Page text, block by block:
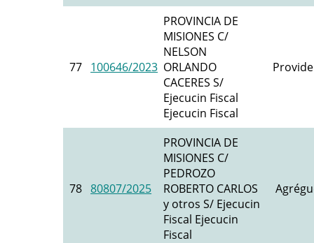
77 100646/2023
PROVINCIA DE
MISIONES C/
NELSON
ORLANDO
CACERES S/
Ejecucin Fiscal
Ejecucin Fiscal
78 80807/2025
PROVINCIA DE
MISIONES C/
PEDROZO
ROBERTO CARLOS
y otros S/ Ejecucin
Fiscal Ejecucin
Fiscal